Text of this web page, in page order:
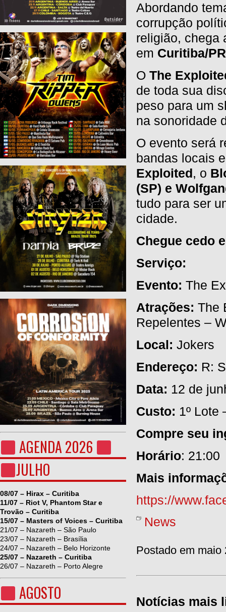
AGENDA 2026
JULHO
08/07 – Hirax – Curitiba
11/07 – Riot V, Phantom Star e
Trovão – Curitiba
15/07 – Masters of Voices – Curitiba
21/07 – Nazareth – São Paulo
23/07 – Nazareth – Brasília
24/07 – Nazareth – Belo Horizonte
25/07 – Nazareth – Curitiba
26/07 – Nazareth – Porto Alegre
AGOSTO
Abordando
corrupção
religião, chega
em Curitiba/PR
O The
de toda sua
peso para um
na sonoridade
O evento será
bandas locais
Exploited, o
(SP) e
tudo para ser
cidade.
Chegue cedo
Serviço:
Evento: The
Atrações: The
Repelentes –
Local: Jokers
Endereço: R:
Data: 12 de
Custo: 1º Lote
Compre seu
Horário: 21:00
Mais
https://
News
Postado em maio
Notícias mais